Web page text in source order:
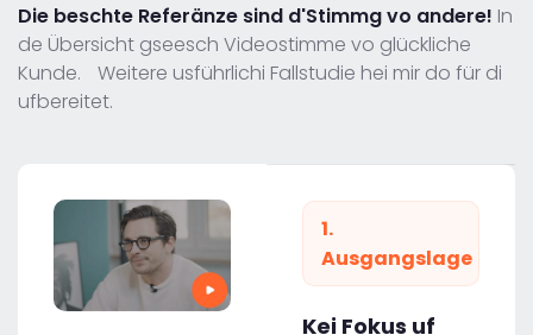
Die beschte Referänze sind d'Stimmg vo andere! In
de Übersicht gseesch Videostimme vo glückliche
Kunde. Weitere usführlichi Fallstudie hei mir do für di
ufbereitet.
1.
Ausgangslage
Kei Fokus uf